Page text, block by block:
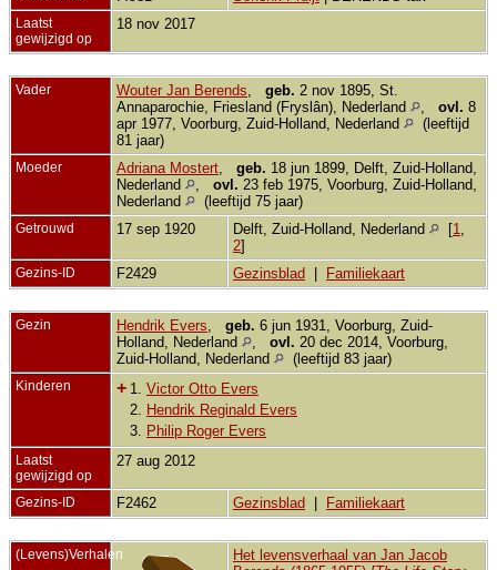
Laatst
gewijzigd op
18 nov 2017
Vader Wouter Jan Berends, geb. 2 nov 1895, St.
Annaparochie, Friesland (Fryslân), Nederland
, ovl. 8
apr 1977, Voorburg, Zuid-Holland, Nederland
(leeftijd
81 jaar)
Moeder Adriana Mostert, geb. 18 jun 1899, Delft, Zuid-Holland,
Nederland
, ovl. 23 feb 1975, Voorburg, Zuid-Holland,
Nederland
(leeftijd 75 jaar)
Getrouwd 17 sep 1920 Delft, Zuid-Holland, Nederland [1,
2]
Gezins-ID F2429 Gezinsblad Familiekaart
Gezin Hendrik Evers, geb. 6 jun 1931, Voorburg, Zuid-
Holland, Nederland
, ovl. 20 dec 2014, Voorburg,
Zuid-Holland, Nederland
(leeftijd 83 jaar)
Kinderen + 1. Victor Otto Evers
2. Hendrik Reginald Evers
3. Philip Roger Evers
Laatst
gewijzigd op
27 aug 2012
Gezins-ID F2462 Gezinsblad Familiekaart
(Levens)Verhalen
Het levensverhaal van Jan Jacob